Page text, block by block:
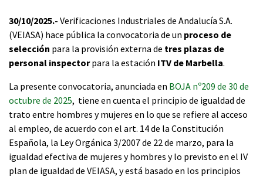
30/10/2025.- Verificaciones Industriales de Andalucía S.A.
(VEIASA) hace pública la convocatoria de un proceso de
selección para la provisión externa de tres plazas de
personal inspectorpara la estación ITV de Marbella.
La presente convocatoria, anunciada en BOJA nº209 de 30 de
octubre de 2025, tiene en cuenta el principio de igualdad de
trato entre hombres y mujeres en lo que se refiere al acceso
al empleo, de acuerdo con el art. 14 de la Constitución
Española, la Ley Orgánica 3/2007 de 22 de marzo, para la
igualdad efectiva de mujeres y hombres y lo previsto en el IV
plan de igualdad de VEIASA, y está basado en los principios